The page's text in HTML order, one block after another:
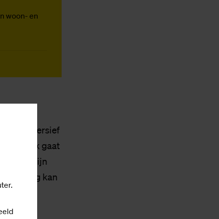
woon- en
in
immersief
Vaak gaat
“Mijn
analoog kan